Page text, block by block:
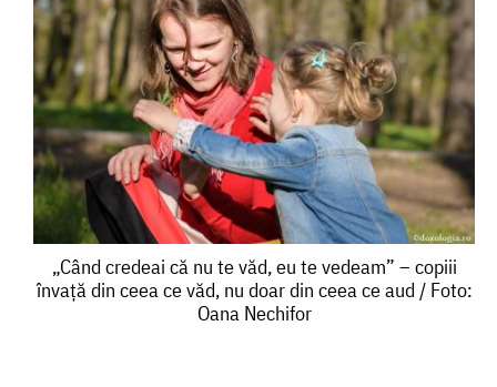
„Când
credeai
„Când credeai că nu te văd, eu te vedeam” – copiii
învață din ceea ce văd, nu doar din ceea ce aud / Foto:
Oana Nechifor